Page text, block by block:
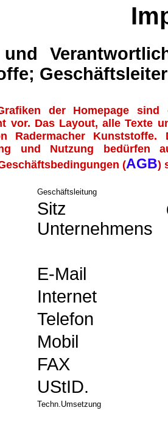
und
der Homepage
vor. Das Layout, alle Texte
Radermacher
und Nutzung bedürfen
(AGB)
Geschäftsleitung
Sitz
Unternehmens
E-Mail
Internet
Telefon
Mobil
FAX
UStID.
Techn.Umsetzung